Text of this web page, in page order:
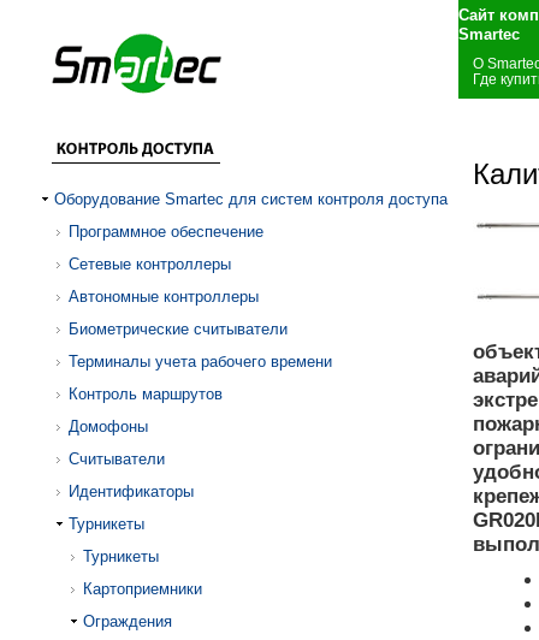
Сайт
Smartec
О
Где
Оборудование Smartec для систем контроля доступа
Программное обеспечение
Сетевые контроллеры
Автономные контроллеры
Биометрические считыватели
Терминалы учета рабочего времени
Контроль маршрутов
Домофоны
Считыватели
Идентификаторы
Турникеты
Турникеты
Картоприемники
Ограждения